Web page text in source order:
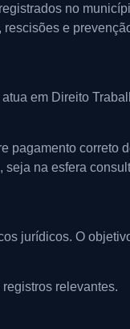
no
e
em Direito
pagamento correto
na esfera
jurídicos. O
relevantes.